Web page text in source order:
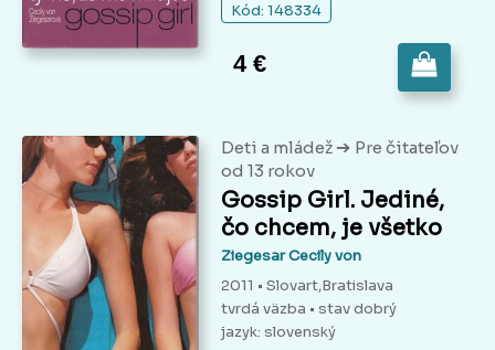
Kód: 148334
4 €
Deti a mládež ➔ Pre čitateľov
od 13 rokov
Gossip Girl. Jediné,
čo chcem, je všetko
Ziegesar Cecily von
2011 • Slovart,Bratislava
tvrdá väzba • stav dobrý
jazyk: slovenský